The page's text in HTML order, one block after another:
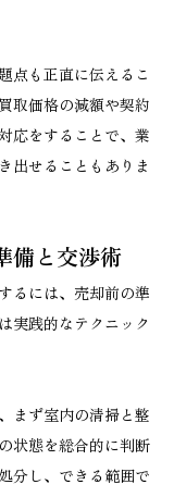
点も正直に伝えるこ
取価格の減額や契約
応をすることで、業
出せることもありま
備と交渉術
るには、売却前の準
実践的なテクニック
まず室内の清掃と整
状態を総合的に判断
分し、できる範囲で